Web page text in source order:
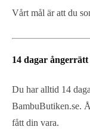
Vårt mål är att du
14 dagar ångerrätt
Du har alltid 14
BambuButiken.se.
fått din vara.